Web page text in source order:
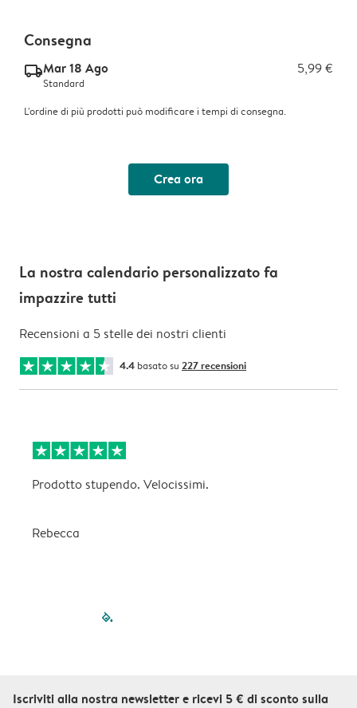
Consegna
delivery_standard_v2Mar 18 Ago 5,99 €
Standard
L'ordine di più prodotti può modificare i tempi di consegna.
Crea ora
La nostra calendario personalizzato fa
impazzire tutti
Recensioni a 5 stelle dei nostri clienti
4.4 basato su 227 recensioni
Prodotto stupendo. Velocissimi.
Rebecca
filled-pagination
Iscriviti alla nostra newsletter e ricevi 5 € di sconto sulla